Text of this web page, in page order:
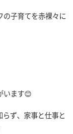
子育てを赤裸々に
います😊
ず、家事と仕事と